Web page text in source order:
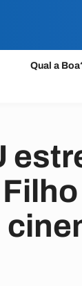
Qual a